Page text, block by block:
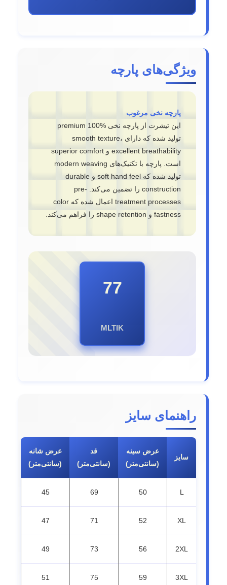
ویژگی‌های پارچه
پارچه نخی مرغوب
این تیشرت از پارچه نخی %100 premium
تولید شده که دارای smooth texture،
excellent breathability و superior comfort
است. پارچه با تکنیک‌های modern weaving
تولید شده که soft hand feel و durable
construction را تضمین می‌کند. pre-
treatment processes اعمال شده که color
fastness و shape retention را فراهم می‌کند.
راهنمای سایز
سایز
عرض سینه
(سانتی‌متر)
قد
(سانتی‌متر)
عرض شانه
(سانتی‌متر)
L
50
69
45
XL
52
71
47
2XL
56
73
49
3XL
59
75
51